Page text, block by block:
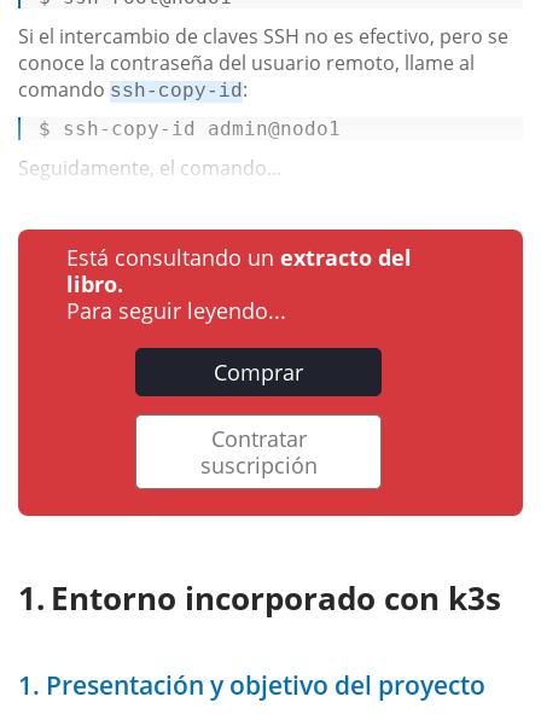
Si el intercambio de claves SSH no es efectivo, pero se
conoce la contraseña del usuario remoto, llame al
comando ssh-copy-id:
$ ssh-copy-id admin@nodo1
Seguidamente, el comando...
Está consultando un extracto del
libro.
Para seguir leyendo...
Comprar
Contratar
suscripción
Entorno incorporado con k3s
1. Presentación y objetivo del proyecto